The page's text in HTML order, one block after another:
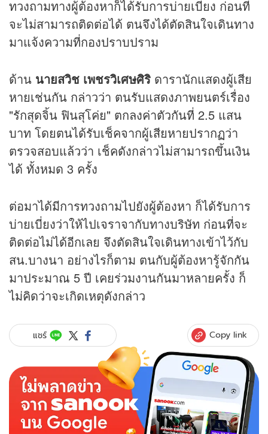
ทวงถามทางผู้ต้องหาก็ได้รับการบ่ายเบี่ยง ก่อนที่
จะไม่สามารถติดต่อได้ ตนจึงได้ตัดสินใจเดินทาง
มาแจ้งความที่กองปราบปราม
ด้าน นายสวิช เพชรวิเศษศิริ ดารานักแสดงผู้เสีย
หายเช่นกัน กล่าวว่า ตนรับแสดงภาพยนตร์เรื่อง
"รักสุดจิ้น ฟินสุโค่ย" ตกลงค่าตัวกันที่ 2.5 แสน
บาท โดยตนได้รับเช็คจากผู้เสียหายปรากฏว่า
ตรวจสอบแล้วว่า เช็คดังกล่าวไม่สามารถขึ้นเงิน
ได้ ทั้งหมด 3 ครั้ง
ต่อมาได้มีการทวงถามไปยังผู้ต้องหา ก็ได้รับการ
บ่ายเบี่ยงว่าให้ไปเจราจากับทางบริษัท ก่อนที่จะ
ติดต่อไม่ได้อีกเลย จึงตัดสินใจเดินทางเข้าไว้กับ
สน.บางนา อย่างไรก็ตาม ตนกับผู้ต้องหารู้จักกัน
มาประมาณ 5 ปี เคยร่วมงานกันมาหลายครั้ง ก็
ไม่คิดว่าจะเกิดเหตุดังกล่าว
แชร์ Copy link